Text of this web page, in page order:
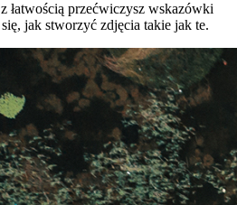
łatwością przećwiczysz wskazówki
jak stworzyć zdjęcia takie jak te.